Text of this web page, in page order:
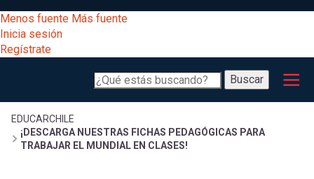
al
contenido
principal
[Educarchile
Escritorio]
Menú
Menos fuente Más fuente
Inicia sesión
Regístrate
Buscar
Buscar
Menú
principal
Desarrollo
Expand
Gestión
curricular
Sobrescribir
EDUCARCHILE
¡DESCARGA NUESTRAS FICHAS PEDAGÓGICAS PARA
TRABAJAR EL MUNDIAL EN CLASES!